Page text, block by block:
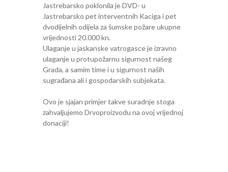
Jastrebarsko poklonila je DVD- u
Jastrebarsko pet interventnih Kaciga i pet
dvodijelnih odijela za šumske požare ukupne
vrijednosti 20.000 kn.
Ulaganje u jaskanske vatrogasce je izravno
ulaganje u protupožarnu sigurnost našeg
Grada, a samim time i u sigurnost naših
sugrađana ali i gospodarskih subjekata.
Ovo je sjajan primjer takve suradnje stoga
zahvaljujemo Drvoproizvodu na ovoj vrijednoj
donaciji!